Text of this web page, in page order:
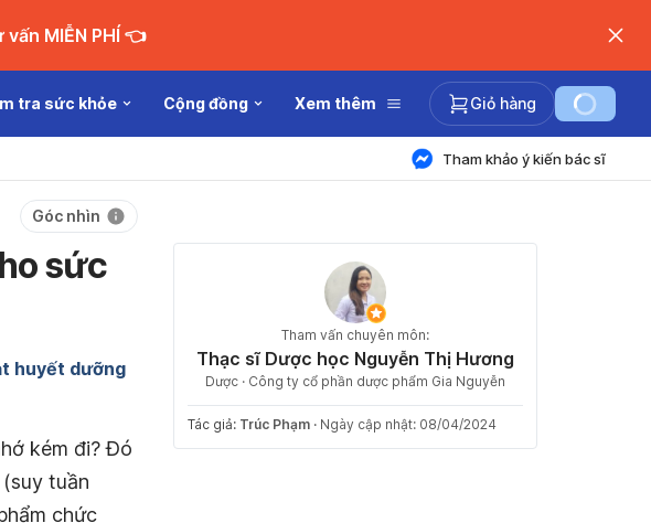
👉 Nhận tư vấn MIỄN PHÍ 👈
tra sức khỏe Cộng đồng Xem thêm Giỏ hàng
Tham khảo ý kiến bác sĩ
Góc nhìn
sức
huyết dưỡng
kém đi? Đó
tuần
chức
Tham vấn chuyên môn:
Thạc sĩ Dược học Nguyễn Thị Hương
Dược · Công ty cổ phần dược phẩm Gia Nguyễn
Tác giả: Trúc Phạm · Ngày cập nhật: 08/04/2024